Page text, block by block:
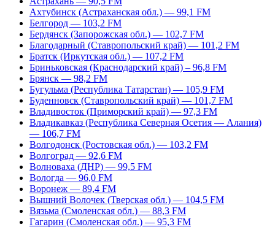
Ахтубинск (Астраханская обл.) — 99,1 FM
Белгород — 103,2 FM
Бердянск (Запорожская обл.) — 102,7 FM
Благодарный (Ставропольский край) — 101,2 FM
Братск (Иркутская обл.) — 107,2 FM
Бриньковская (Краснодарский край) – 96,8 FM
Брянск — 98,2 FM
Бугульма (Республика Татарстан) — 105,9 FM
Буденновск (Ставропольский край) — 101,7 FM
Владивосток (Приморский край) — 97,3 FM
Владикавказ (Республика Северная Осетия — Алания)
— 106,7 FM
Волгодонск (Ростовская обл.) — 103,2 FM
Волгоград — 92,6 FM
Волноваха (ДНР) — 99,5 FM
Вологда — 96,0 FM
Воронеж — 89,4 FM
Вышний Волочек (Тверская обл.) — 104,5 FM
Вязьма (Смоленская обл.) — 88,3 FM
Гагарин (Смоленская обл.) — 95,3 FM